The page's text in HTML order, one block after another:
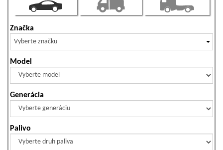
Značka
Vyberte značku
Model
Generácia
Palivo